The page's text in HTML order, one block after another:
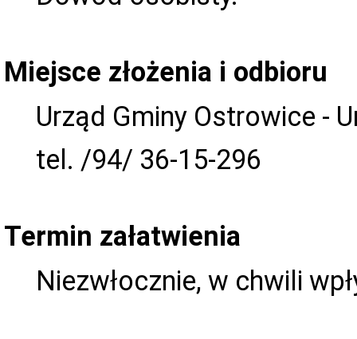
Miejsce złożenia i odbioru
Urząd Gminy Ostrowice -
tel. /94/ 36-15-296
Termin załatwienia
Niezwłocznie, w chwili